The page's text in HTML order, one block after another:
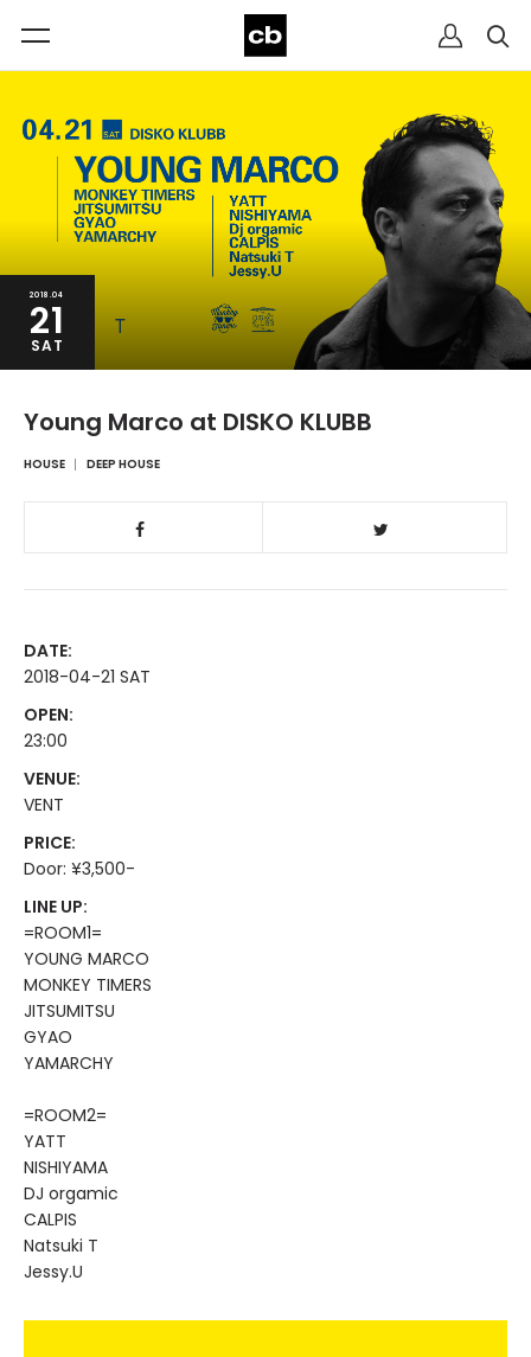
2018.04
21
SAT
Young Marco at DISKO KLUBB
HOUSE DEEP HOUSE
DATE:
2018-04-21 SAT
OPEN:
23:00
VENUE:
VENT
PRICE:
Door: ¥3,500-
LINE UP:
=ROOM1=
YOUNG MARCO
MONKEY TIMERS
JITSUMITSU
GYAO
YAMARCHY
=ROOM2=
YATT
NISHIYAMA
DJ orgamic
CALPIS
Natsuki T
Jessy.U